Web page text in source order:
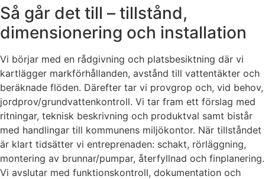
Så går det till – tillstånd,
dimensionering och installation
Vi börjar med en rådgivning och platsbesiktning där vi
kartlägger markförhållanden, avstånd till vattentäkter och
beräknade flöden. Därefter tar vi provgrop och, vid behov,
jordprov/grundvattenkontroll. Vi tar fram ett förslag med
ritningar, teknisk beskrivning och produktval samt bistår
med handlingar till kommunens miljökontor. När tillståndet
är klart tidsätter vi entreprenaden: schakt, rörläggning,
montering av brunnar/pumpar, återfyllnad och finplanering.
Vi avslutar med funktionskontroll, dokumentation och